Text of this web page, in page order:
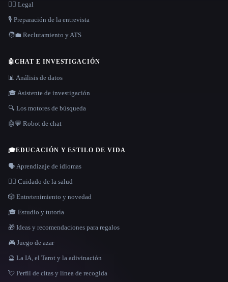
👩‍⚖️ Legal
🎙️ Preparación de la entrevista
🧑‍💼 Reclutamiento y ATS
🤖CHAT E INVESTIGACIÓN
📊 Análisis de datos
🎓 Asistente de investigación
🔍 Los motores de búsqueda
🤖💬 Robot de chat
🎓EDUCACIÓN Y ESTILO DE VIDA
🗣️ Aprendizaje de idiomas
👩‍⚕️ Cuidado de la salud
🎲 Entretenimiento y novedad
🎓 Estudio y tutoría
🎁 Ideas y recomendaciones para regalos
🎮 Juego de azar
🔮 La IA, el Tarot y la adivinación
💘 Perfil de citas y línea de recogida